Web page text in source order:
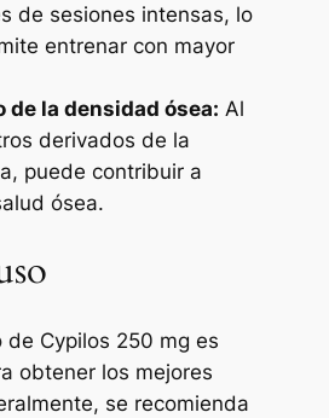
de sesiones intensas, lo
entrenar con mayor
de la densidad ósea: Al
derivados de la
puede contribuir a
ósea.
de Cypilos 250 mg es
obtener los mejores
se recomienda